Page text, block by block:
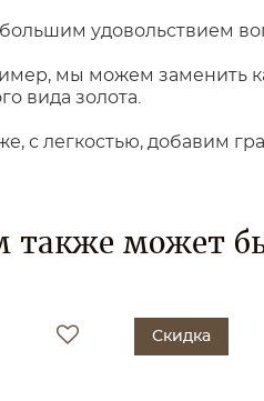
удовольствием
мы можем заменить
вида золота.
с легкостью, добавим
также может
Скидка